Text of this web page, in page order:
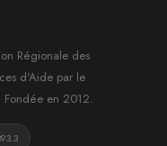
Régionale des
d'Aide par le
Fondée en 2012.